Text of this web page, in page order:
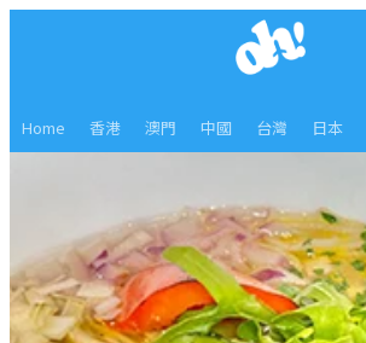
Home 香港 澳門 中國 台灣 日本